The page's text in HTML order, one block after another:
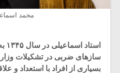
محمد
سازهای ضربی در تشکیلات
بسیاری از افراد با استعداد و